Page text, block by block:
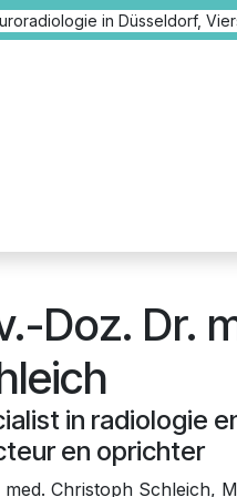
in Düsseldorf,
Doz. Dr.
in radiologie
en oprichter
med. Christoph Schleich,